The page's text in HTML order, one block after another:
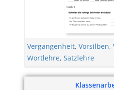
Vergangenheit, Vorsilben,
Wortlehre, Satzlehre